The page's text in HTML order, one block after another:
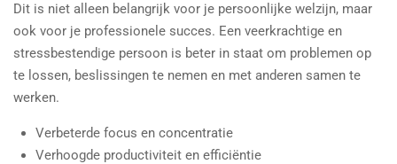
Dit is niet alleen belangrijk voor je persoonlijke welzijn, maar
ook voor je professionele succes. Een veerkrachtige en
stressbestendige persoon is beter in staat om problemen op
te lossen, beslissingen te nemen en met anderen samen te
werken.
Verbeterde focus en concentratie
Verhoogde productiviteit en efficiëntie